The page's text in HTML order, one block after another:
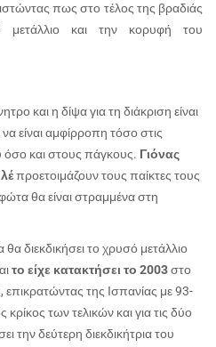
πως στο τέλος της βραδιάς
και την κορυφή του
και η δίψα για τη διάκριση είναι
είναι αμφίρροπη τόσο στις
όσο και στους πάγκους. Γιόνας
προετοιμάζουν τους παίκτες τους
θα είναι στραμμένα στη
διεκδικήσει το χρυσό μετάλλιο
το είχε κατακτήσει το 2003στο
της Ισπανίας με 93-
κρίκος των τελικών και για τις δύο
την δεύτερη διεκδικήτρια του